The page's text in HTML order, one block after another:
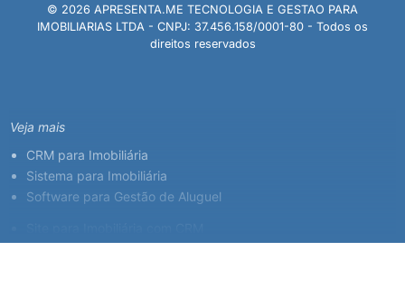
© 2026 APRESENTA.ME TECNOLOGIA E GESTAO PARA
IMOBILIARIAS LTDA - CNPJ: 37.456.158/0001-80 - Todos os
direitos reservados
Veja mais
CRM para Imobiliária
Sistema para Imobiliária
Software para Gestão de Aluguel